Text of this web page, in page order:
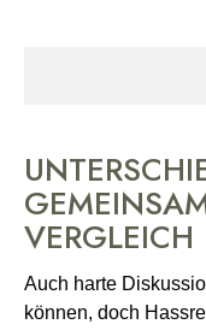
VERGLEICH
Auch harte
können, doch